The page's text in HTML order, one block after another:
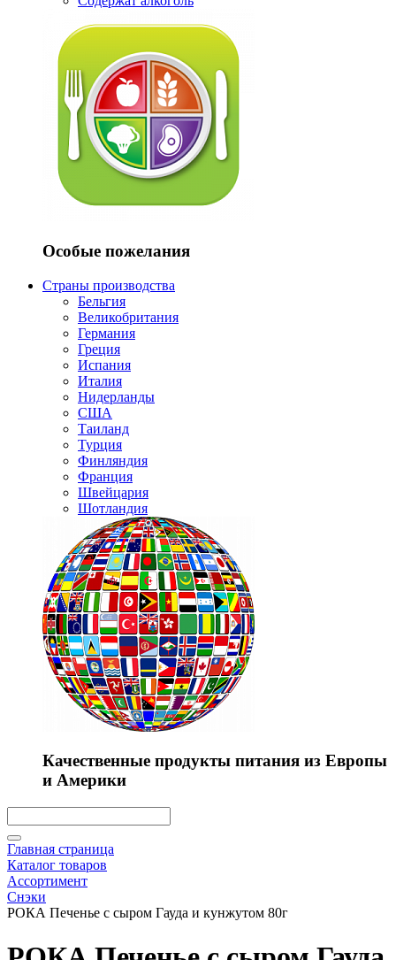
Особые пожелания
Страны производства
Бельгия
Великобритания
Германия
Греция
Испания
Италия
Нидерланды
США
Таиланд
Турция
Финляндия
Франция
Швейцария
Шотландия
Качественные продукты питания из Европы
и Америки
Главная страница
Каталог товаров
Ассортимент
Снэки
РОКА Печенье с сыром Гауда и кунжутом 80г